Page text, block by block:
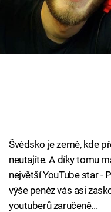
Cool Esport
Pořady
Sledujte nás
Švédsko je země, kde
neutajíte. A díky tomu
největší YouTube star -
výše peněz vás asi
youtuberů zaručeně...